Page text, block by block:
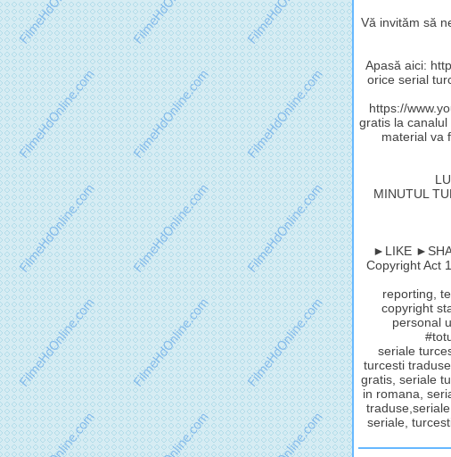
Vă invităm să
Apasă aici:
orice serial
https://
gratis la
material va
MINUTUL
►LIKE
Copyright Act
reporting,
copyright
personal
seriale
turcesti
gratis, seriale
in romana,
seriale,